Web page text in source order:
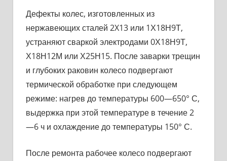
Дефекты колес, изготовленных из
нержавеющих сталей 2X13 или 1Х18Н9Т,
устраняют сваркой электродами 0Х18Н9Т,
Х18Н12М или Х25Н15. После заварки трещин
и глубоких раковин колесо подвергают
термической обработке при следующем
режиме: нагрев до температуры 600—650° С,
выдержка при этой темпера­туре в течение 2
—6 ч и охлаждение до температуры 150° С.
После ремонта рабочее колесо подвергают